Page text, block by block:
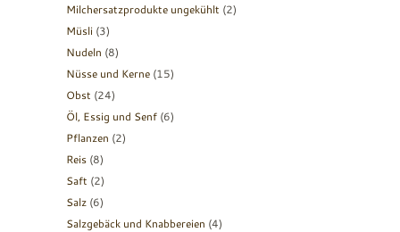
Milchersatzprodukte ungekühlt (2)
Müsli (3)
Nudeln (8)
Nüsse und Kerne (15)
Obst (24)
Öl, Essig und Senf (6)
Pflanzen (2)
Reis (8)
Saft (2)
Salz (6)
Salzgebäck und Knabbereien (4)